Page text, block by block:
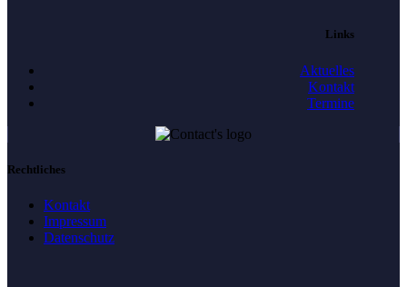
Links
Aktuelles
Kontakt
Termine
Rechtliches
Kontakt
Impressum
Datenschutz